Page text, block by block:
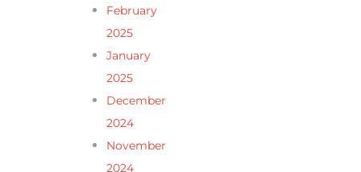
February
2025
January
2025
December
2024
November
2024